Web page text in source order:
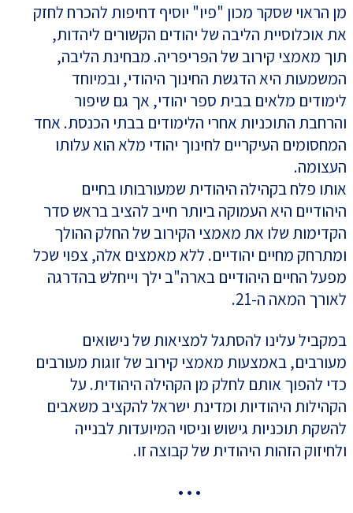
מן הראוי שסקר מכון "פיו" יוסיף דחיפות להכרח לחזק
את אוכלוסיית הליבה של יהודים הקשורים ליהדות,
תוך מאמצי קירוב של הפריפריה. מבחינת הליבה,
המשמעות היא הדגשת החינוך היהודי, ובמיוחד
לימודים מלאים בבית ספר יהודי, אך גם שיפור
והרחבת התוכניות אחרי הלימודים בבתי הכנסת. אחד
המחסומים העיקריים לחינוך יהודי מלא הוא עלותו
העצומה.
אותו פלח בקהילה היהודית שמעורבותו בחיים
היהודיים היא העמוקה ביותר חייב להציב בראש סדר
הקדימות שלו את מאמצי הקירוב של החלק ההולך
ומתרחק מחיים יהודיים. ללא מאמצים אלה, צפוי שכל
מפעל החיים היהודיים בארה"ב ילך וייחלש בהדרגה
לאורך המאה ה-21.
במקביל עלינו להסתגל למציאות של נישואים
מעורבים, באמצעות מאמצי קירוב של זוגות מעורבים
כדי להפוך אותם לחלק מן הקהילה היהודית. על
הקהילות היהודיות ומדינת ישראל להקציב משאבים
להשקת תוכניות גישוש וניסוי המיועדות לבנייה
ולחיזוק הזהות היהודית של קבוצה זו.
• • •